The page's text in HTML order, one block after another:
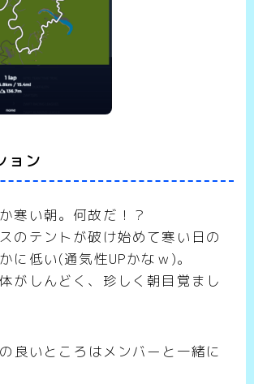
ョン
寒い朝。何故だ！？
のテントが破け始めて寒い日の
に低い(通気性UPかなｗ)。
がしんどく、珍しく朝目覚まし
良いところはメンバーと一緒に